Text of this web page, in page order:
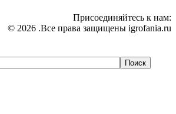
Присоединяйтесь к нам:
© 2026 .Все права защищены igrofania.ru